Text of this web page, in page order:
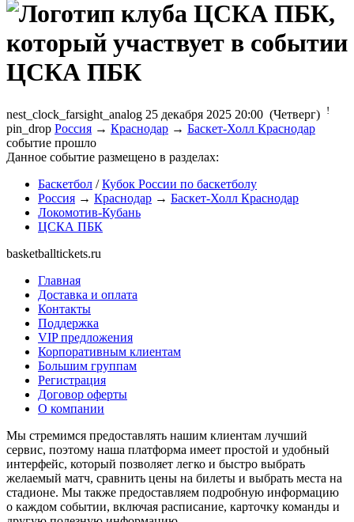
ЦСКА ПБК
nest_clock_farsight_analog 25 декабря 2025 20:00 (Четверг) !
pin_drop Россия → Краснодар → Баскет-Холл Краснодар
событие прошло
Данное событие размещено в разделах:
Баскетбол /Кубок России по баскетболу
Россия → Краснодар → Баскет-Холл Краснодар
Локомотив-Кубань
ЦСКА ПБК
basketballtickets.ru
Главная
Доставка и оплата
Контакты
Поддержка
VIP предложения
Корпоративным клиентам
Большим группам
Регистрация
Договор оферты
О компании
Мы стремимся предоставлять нашим клиентам лучший
сервис, поэтому наша платформа имеет простой и удобный
интерфейс, который позволяет легко и быстро выбрать
желаемый матч, сравнить цены на билеты и выбрать места на
стадионе. Мы также предоставляем подробную информацию
о каждом событии, включая расписание, карточку команды и